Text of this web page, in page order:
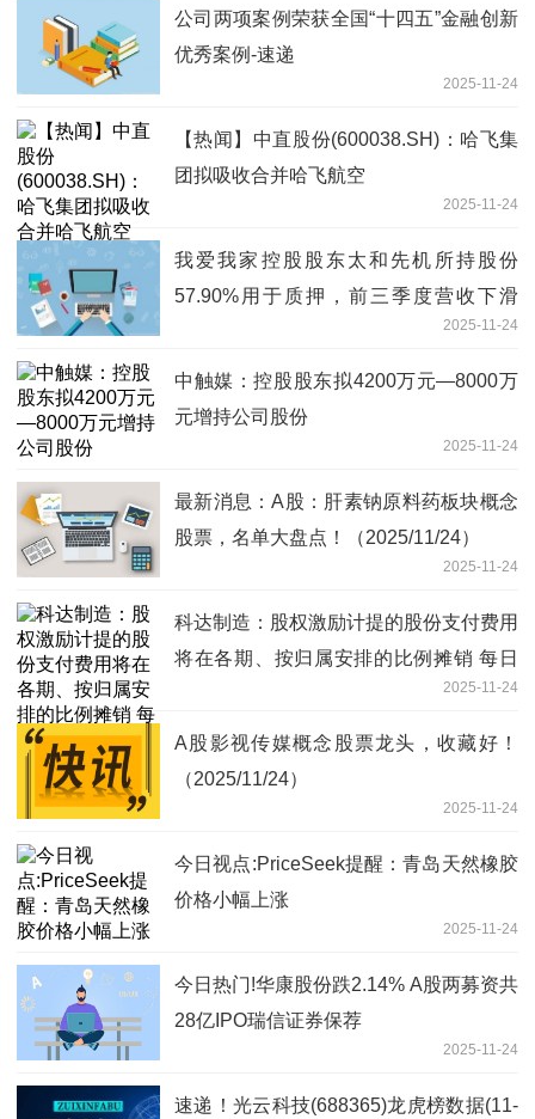
公司两项案例荣获全国“十四五”金融创新
优秀案例-速递
2025-11-24
【热闻】中直股份(600038.SH)：哈飞集
团拟吸收合并哈飞航空
2025-11-24
我爱我家控股股东太和先机所持股份
57.90%用于质押，前三季度营收下滑
2025-11-24
中触媒：控股股东拟4200万元—8000万
元增持公司股份
2025-11-24
最新消息：A股：肝素钠原料药板块概念
股票，名单大盘点！（2025/11/24）
2025-11-24
科达制造：股权激励计提的股份支付费用
将在各期、按归属安排的比例摊销 每日
2025-11-24
A股影视传媒概念股票龙头，收藏好！
（2025/11/24）
2025-11-24
今日视点:PriceSeek提醒：青岛天然橡胶
价格小幅上涨
2025-11-24
今日热门!华康股份跌2.14% A股两募资共
28亿IPO瑞信证券保荐
2025-11-24
速递！光云科技(688365)龙虎榜数据(11-